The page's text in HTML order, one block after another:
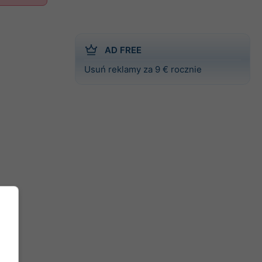
AD FREE
Usuń reklamy za 9 € rocznie